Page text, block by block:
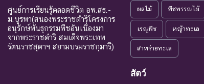
CR : Critically
Endangered
ใกล้สูญพันธุ์
อย่างยิ่ง
EN : Endangered ใกล้สูญพันธุ์
แนวโน้มใกล้
ศูนย์การเรียนรู้ตลอดชีวิต อพ.สธ.-
ม.บูรพา(สนองพระราชดำริโครงการ
อนุรักษ์พันธุกรรมพืชอันเนื่องมา
จากพระราชดำริ สมเด็จพระเทพ
รัตนราชสุดาฯ สยามบรมราชกุมารี)
ผลไม้ พืชพรรณไม้
เรณูพืช หญ้าทะเล
สาหร่ายทะเล
สัตว์